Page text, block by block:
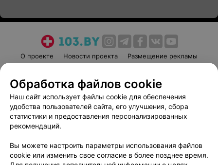
О проекте Новости проекта
Размещение рекламы
Пользовательское соглашение
Способы оплаты
Вакансии
Партнеры
Написать руководителю 103.by
Обработка персональных данных
Обработка файлов cookie
Наш сайт использует файлы cookie для обеспечения
удобства пользователей сайта, его улучшения, сбора
статистики и предоставления персонализированных
рекомендаций.
Вы можете настроить параметры использования файлов
cookie или изменить свое согласие в более позднее время.